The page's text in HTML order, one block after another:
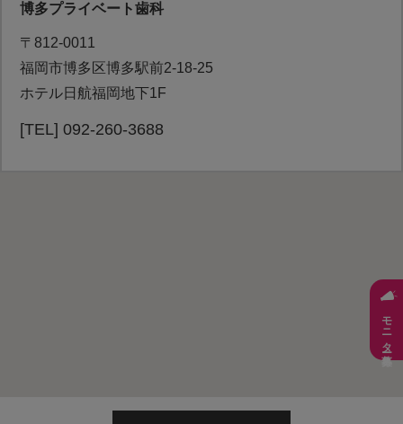
博多プライベート歯科
〒812-0011
福岡市博多区博多駅前2-18-25
ホテル日航福岡地下1F
[TEL] 092-260-3688
モニター募集